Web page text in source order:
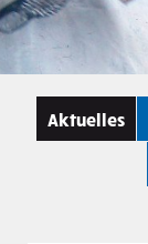
Aktuelles